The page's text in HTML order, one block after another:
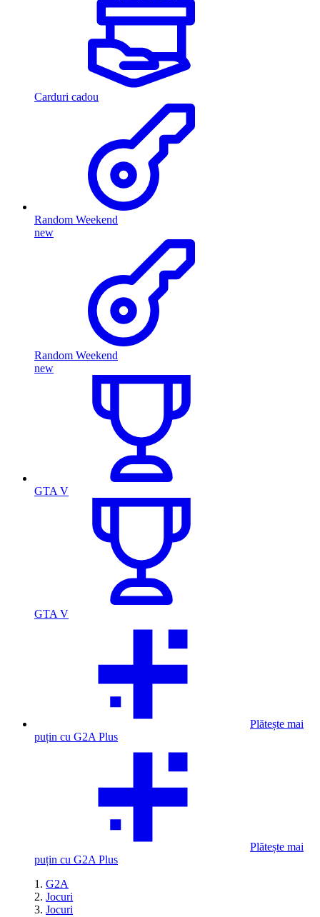
Carduri cadou
Random Weekend
new
Random Weekend
new
GTA V
GTA V
Plătește mai
puțin cu G2A Plus
Plătește mai
puțin cu G2A Plus
G2A
Jocuri
Jocuri